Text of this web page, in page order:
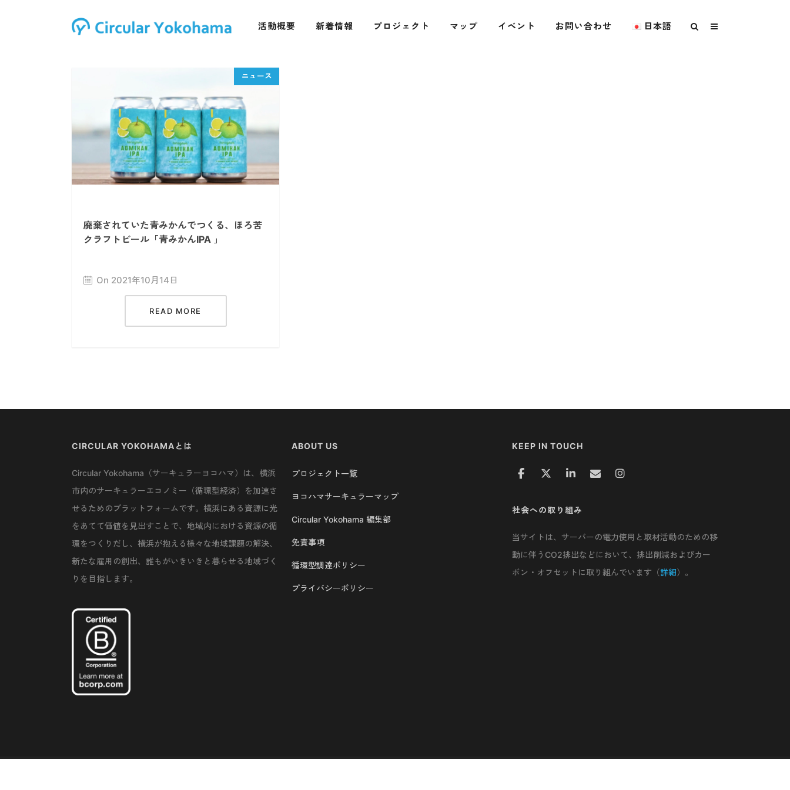
活動概要 新着情報 プロジェクト マップ イベント お問い合わせ 日本語
廃棄されていた青みかんでつくる、ほろ苦
クラフトビール「青みかんIPA 」
On 2021年10月14日
READ MORE
CIRCULAR YOKOHAMAとは
Circular Yokohama（サーキュラーヨコハマ）は、横浜
市内のサーキュラーエコノミー（循環型経済）を加速さ
せるためのプラットフォームです。横浜にある資源に光
をあてて価値を見出すことで、地域内における資源の循
環をつくりだし、横浜が抱える様々な地域課題の解決、
新たな雇用の創出、誰もがいきいきと暮らせる地域づく
りを目指します。
ABOUT US
プロジェクト一覧
ヨコハマサーキュラーマップ
Circular Yokohama 編集部
免責事項
循環型調達ポリシー
プライバシーポリシー
KEEP IN TOUCH
社会への取り組み
当サイトは、サーバーの電力使用と取材活動のための移
動に伴うCO2排出などにおいて、排出削減およびカー
ボン・オフセットに取り組んでいます（詳細）。